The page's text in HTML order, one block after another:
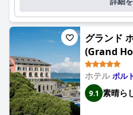
ンドリーなスタッフと快適な雰
価されています。ただし、一部
コストなど、改善の余地がある
客室は、広さ、清潔さ、そして
ています。ゲストは、快適な大
そしてプライベートテラスやジ
しています。小さなバスルーム
言及する人もいますが、これら
定的なフィードバックと比較す
グランド
(Grand
ホテルポル
9.1 素晴ら